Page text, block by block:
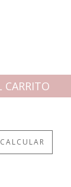
CALCULAR